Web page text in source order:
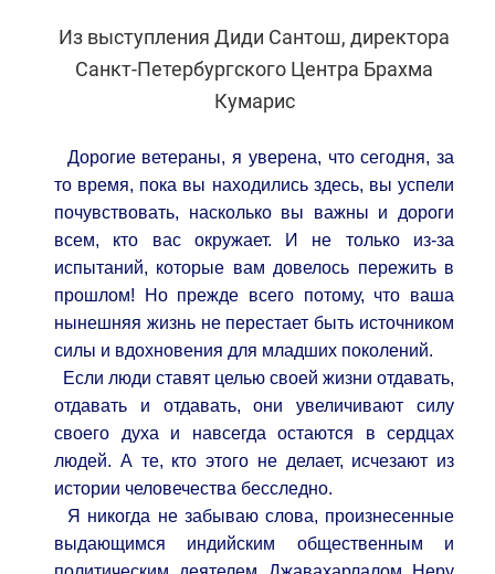
Из выступления Диди Сантош, директора
Санкт-Петербургского Центра Брахма
Кумарис
Дорогие ветераны, я уверена, что сегодня, за
то время, пока вы находились здесь, вы успели
почувствовать, насколько вы важны и дороги
всем, кто вас окружает. И не только из-за
испытаний, которые вам довелось пережить в
прошлом! Но прежде всего потому, что ваша
нынешняя жизнь не перестает быть источником
силы и вдохновения для младших поколений.
Если люди ставят целью своей жизни отдавать,
отдавать и отдавать, они увеличивают силу
своего духа и навсегда остаются в сердцах
людей. А те, кто этого не делает, исчезают из
истории человечества бесследно.
Я никогда не забываю слова, произнесенные
выдающимся индийским общественным и